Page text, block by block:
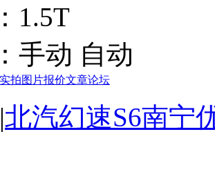
1.5T
手动 自动
实拍图片报价文章论坛
|北汽幻速S6南宁